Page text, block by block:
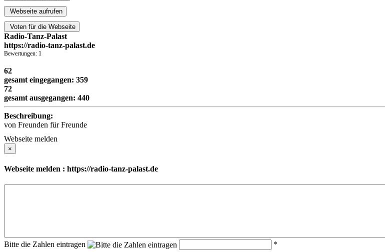
Webseite aufrufen
Voten für die Webseite
Radio-Tanz-Palast
https://radio-tanz-palast.de
Bewertungen: 1
62
gesamt eingegangen: 359
72
gesamt ausgegangen: 440
Beschreibung:
von Freunden für Freunde
Webseite melden
×
Webseite melden : https://radio-tanz-palast.de
Bitte die Zahlen eintragen *